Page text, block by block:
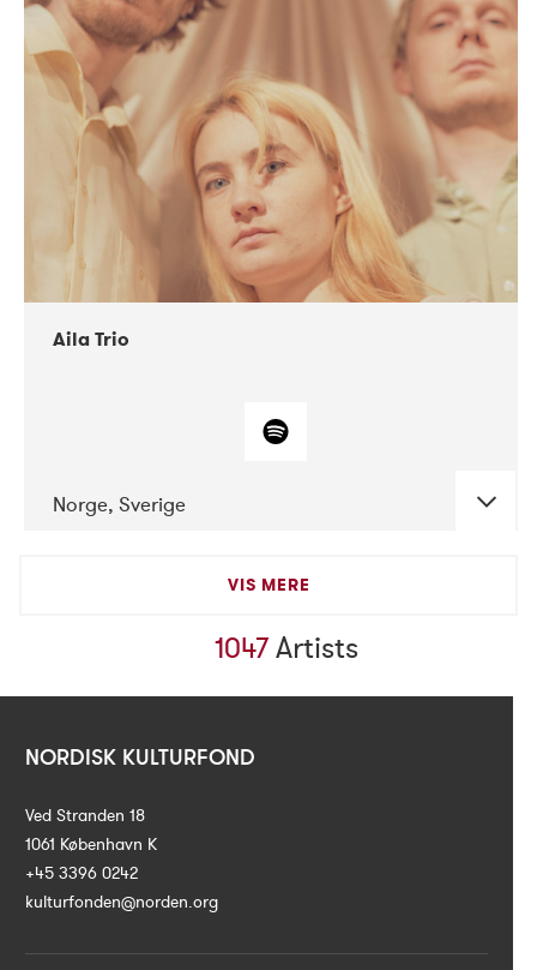
DATE CONCERTS
11-2017 ALICE
Aila Trio
Norge, Sverige
VIS MERE
1047Artists
NORDISK KULTURFOND
Ved Stranden 18
1061 København K
+45 3396 0242
kulturfonden@norden.org